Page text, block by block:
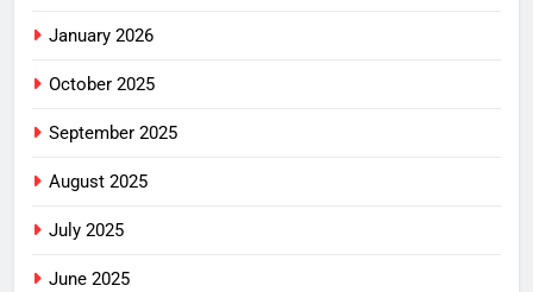
January 2026
October 2025
September 2025
August 2025
July 2025
June 2025